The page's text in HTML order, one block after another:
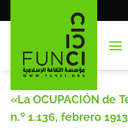
al
«La OCUPACIÓN de
n.º 1.136, febrero